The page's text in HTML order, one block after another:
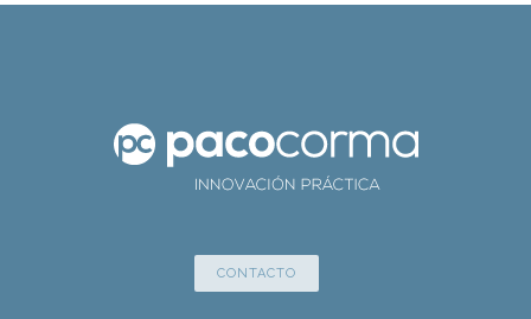
CONTACTO